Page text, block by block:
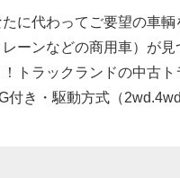
に代わってご要望の車
ーンなどの商用車）が
トラックランドの中古
き・駆動方式（